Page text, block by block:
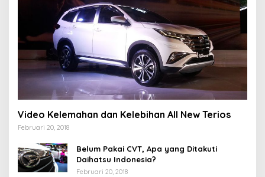
Video Kelemahan dan Kelebihan All New Terios
Februari 20, 2018
Belum Pakai CVT, Apa yang Ditakuti
Daihatsu Indonesia?
Februari 20, 2018